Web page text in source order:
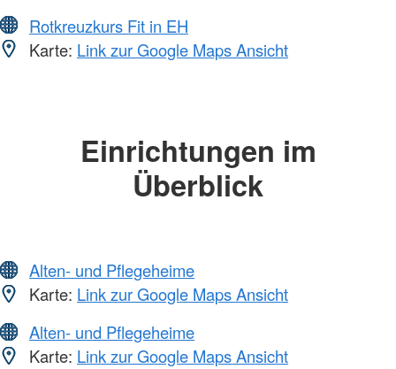
Rotkreuzkurs Fit in EH
Karte: Link zur Google Maps Ansicht
Einrichtungen im
Überblick
Alten- und Pflegeheime
Karte: Link zur Google Maps Ansicht
Alten- und Pflegeheime
Karte: Link zur Google Maps Ansicht